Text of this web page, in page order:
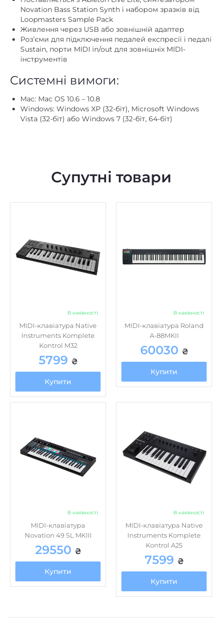
Loopmasters Sample Pack
Живлення через USB або зовнішній адаптер
Роз’єми для підключення педалей експресії і педалі
Sustain, порти MIDI in/out для зовнішніх MIDI-
інструментів
Системні вимоги:
Mac: Mac OS 10.6 – 10.8
Vista (32-біт) або Windows 7 (32-біт, 64-біт)
MIDI-клавіатура Native
Kontrol M32
5799₴
Купити
MIDI-клавіатура Roland
60030
Купити
MIDI-клавіатура
29550 ₴
Купити
MIDI-клавіатура Native
Kontrol A25
7599₴
Купити